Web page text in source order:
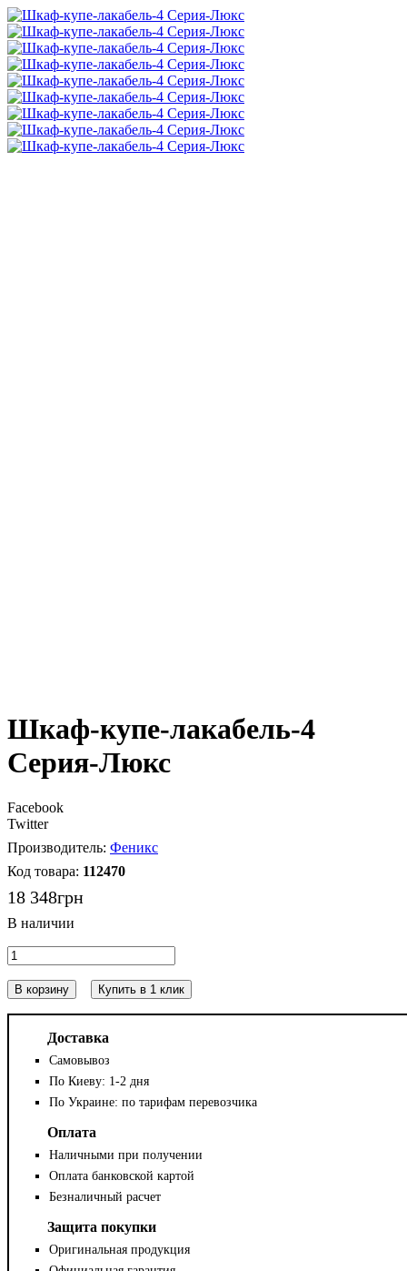
Шкаф-купе-лакабель-4
Серия-Люкс
Facebook
Twitter
Феникс
112470
18 348грн
В корзину Купить в 1 клик
Доставка
Самовывоз
По Киеву: 1-2 дня
По Украине: по тарифам перевозчика
Оплата
Наличными при получении
Оплата банковской картой
Безналичный расчет
Защита покупки
Оригинальная продукция